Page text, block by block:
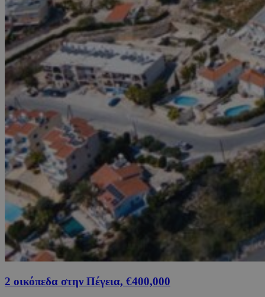
2 οικόπεδα στην Πέγεια, €400,000